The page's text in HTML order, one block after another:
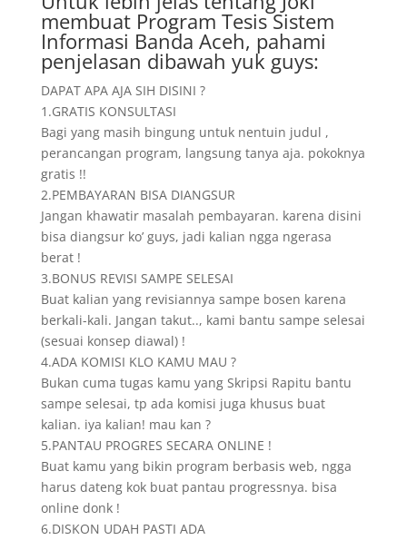
membuat Program Tesis Sistem
Informasi Banda Aceh, pahami
penjelasan dibawah yuk guys:
DAPAT APA AJA SIH DISINI ?
1.GRATIS KONSULTASI
Bagi yang masih bingung untuk nentuin judul ,
perancangan program, langsung tanya aja. pokoknya
gratis !!
2.PEMBAYARAN BISA DIANGSUR
Jangan khawatir masalah pembayaran. karena disini
bisa diangsur ko’ guys, jadi kalian ngga ngerasa
berat !
3.BONUS REVISI SAMPE SELESAI
Buat kalian yang revisiannya sampe bosen karena
berkali-kali. Jangan takut.., kami bantu sampe selesai
(sesuai konsep diawal) !
4.ADA KOMISI KLO KAMU MAU ?
Bukan cuma tugas kamu yang Skripsi Rapitu bantu
sampe selesai, tp ada komisi juga khusus buat
kalian. iya kalian! mau kan ?
5.PANTAU PROGRES SECARA ONLINE !
Buat kamu yang bikin program berbasis web, ngga
harus dateng kok buat pantau progressnya. bisa
online donk !
6.DISKON UDAH PASTI ADA